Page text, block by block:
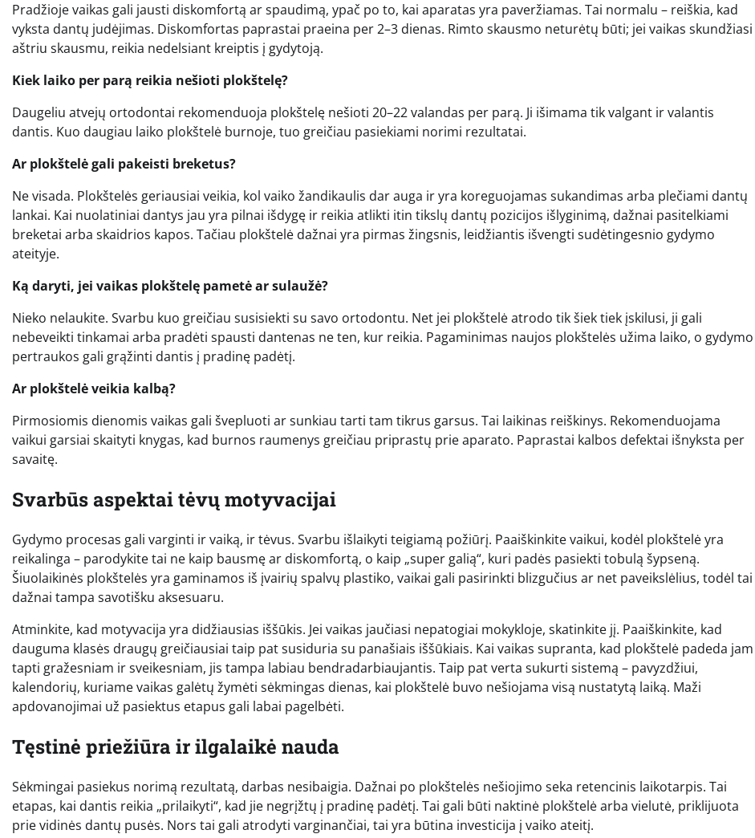
Pradžioje vaikas gali jausti diskomfortą ar spaudimą, ypač po to, kai aparatas yra paveržiamas. Tai normalu – reiškia, kad
vyksta dantų judėjimas. Diskomfortas paprastai praeina per 2–3 dienas. Rimto skausmo neturėtų būti; jei vaikas skundžiasi
aštriu skausmu, reikia nedelsiant kreiptis į gydytoją.
Kiek laiko per parą reikia nešioti plokštelę?
Daugeliu atvejų ortodontai rekomenduoja plokštelę nešioti 20–22 valandas per parą. Ji išimama tik valgant ir valantis
dantis. Kuo daugiau laiko plokštelė burnoje, tuo greičiau pasiekiami norimi rezultatai.
Ar plokštelė gali pakeisti breketus?
Ne visada. Plokštelės geriausiai veikia, kol vaiko žandikaulis dar auga ir yra koreguojamas sukandimas arba plečiami dantų
lankai. Kai nuolatiniai dantys jau yra pilnai išdygę ir reikia atlikti itin tikslų dantų pozicijos išlyginimą, dažnai pasitelkiami
breketai arba skaidrios kapos. Tačiau plokštelė dažnai yra pirmas žingsnis, leidžiantis išvengti sudėtingesnio gydymo
ateityje.
Ką daryti, jei vaikas plokštelę pametė ar sulaužė?
Nieko nelaukite. Svarbu kuo greičiau susisiekti su savo ortodontu. Net jei plokštelė atrodo tik šiek tiek įskilusi, ji gali
nebeveikti tinkamai arba pradėti spausti dantenas ne ten, kur reikia. Pagaminimas naujos plokštelės užima laiko, o gydymo
pertraukos gali grąžinti dantis į pradinę padėtį.
Ar plokštelė veikia kalbą?
Pirmosiomis dienomis vaikas gali švepluoti ar sunkiau tarti tam tikrus garsus. Tai laikinas reiškinys. Rekomenduojama
vaikui garsiai skaityti knygas, kad burnos raumenys greičiau priprastų prie aparato. Paprastai kalbos defektai išnyksta per
savaitę.
Svarbūs aspektai tėvų motyvacijai
Gydymo procesas gali varginti ir vaiką, ir tėvus. Svarbu išlaikyti teigiamą požiūrį. Paaiškinkite vaikui, kodėl plokštelė yra
reikalinga – parodykite tai ne kaip bausmę ar diskomfortą, o kaip „super galią“, kuri padės pasiekti tobulą šypseną.
Šiuolaikinės plokštelės yra gaminamos iš įvairių spalvų plastiko, vaikai gali pasirinkti blizgučius ar net paveikslėlius, todėl tai
dažnai tampa savotišku aksesuaru.
Atminkite, kad motyvacija yra didžiausias iššūkis. Jei vaikas jaučiasi nepatogiai mokykloje, skatinkite jį. Paaiškinkite, kad
dauguma klasės draugų greičiausiai taip pat susiduria su panašiais iššūkiais. Kai vaikas supranta, kad plokštelė padeda jam
tapti gražesniam ir sveikesniam, jis tampa labiau bendradarbiaujantis. Taip pat verta sukurti sistemą – pavyzdžiui,
kalendorių, kuriame vaikas galėtų žymėti sėkmingas dienas, kai plokštelė buvo nešiojama visą nustatytą laiką. Maži
apdovanojimai už pasiektus etapus gali labai pagelbėti.
Tęstinė priežiūra ir ilgalaikė nauda
Sėkmingai pasiekus norimą rezultatą, darbas nesibaigia. Dažnai po plokštelės nešiojimo seka retencinis laikotarpis. Tai
etapas, kai dantis reikia „prilaikyti“, kad jie negrįžtų į pradinę padėtį. Tai gali būti naktinė plokštelė arba vielutė, priklijuota
prie vidinės dantų pusės. Nors tai gali atrodyti varginančiai, tai yra būtina investicija į vaiko ateitį.